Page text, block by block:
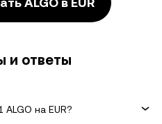
и ответы
на EUR?